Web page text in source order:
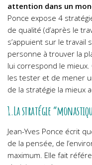
attention dans un
Ponce expose 4
de qualité (d’après le
s’appuient sur le
personne à trouver la
lui correspond le
les tester et de mener
de la stratégie la mieux
1.La stratégie
Jean-Yves Ponce écrit
de la pensée, de
maximum. Elle fait